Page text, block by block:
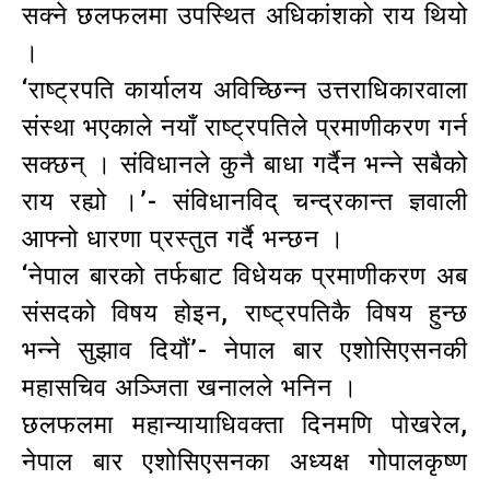
सक्ने छलफलमा उपस्थित अधिकांशको राय थियो
।
‘राष्ट्रपति कार्यालय अविच्छिन्न उत्तराधिकारवाला
संस्था भएकाले नयाँ राष्ट्रपतिले प्रमाणीकरण गर्न
सक्छन् । संविधानले कुनै बाधा गर्दैन भन्ने सबैको
राय रह्यो ।’- संविधानविद् चन्द्रकान्त ज्ञवाली
आफ्नो धारणा प्रस्तुत गर्दै भन्छन ।
‘नेपाल बारको तर्फबाट विधेयक प्रमाणीकरण अब
संसदको विषय होइन, राष्ट्रपतिकै विषय हुन्छ
भन्ने सुझाव दियौं’- नेपाल बार एशोसिएसनकी
महासचिव अञ्जिता खनालले भनिन ।
छलफलमा महान्यायाधिवक्ता दिनमणि पोखरेल,
नेपाल बार एशोसिएसनका अध्यक्ष गोपालकृष्ण